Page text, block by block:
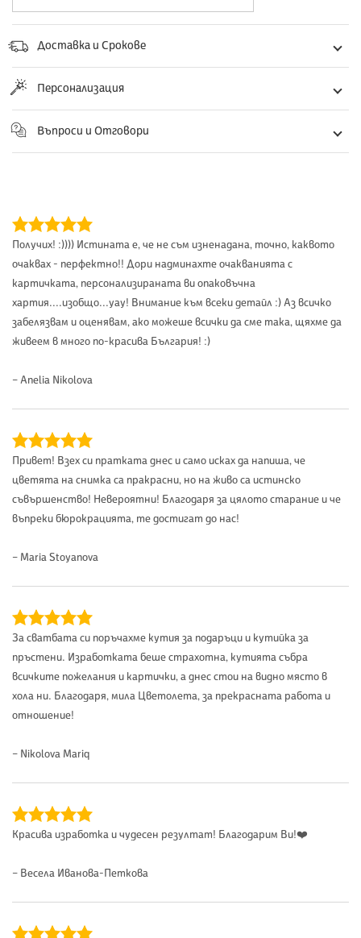
Доставка и Срокове
Персонализация
Въпроси и Отговори
Получих! :)))) Истината е, че не съм изненадана, точно, каквото
очаквах - перфектно!! Дори надминахте очакванията с
картичката, персонализираната ви опаковъчна
хартия....изобщо...уау! Внимание към всеки детайл :) Аз всичко
забелязвам и оценявам, ако можеше всички да сме така, щяхме да
живеем в много по-красива България! :)
– Anelia Nikolova
Привет! Взех си пратката днес и само исках да напиша, че
цветята на снимка са пракрасни, но на живо са истинско
съвършенство! Невероятни! Благодаря за цялото старание и че
въпреки бюрокрацията, те достигат до нас!
– Maria Stoyanova
За сватбата си поръчахме кутия за подаръци и кутийка за
пръстени. Изработката беше страхотна, кутията събра
всичките пожелания и картички, а днес стои на видно място в
хола ни. Благодаря, мила Цветолета, за прекрасната работа и
отношение!
– Nikolova Mariq
Красива изработка и чудесен резултат! Благодарим Ви!❤️
– Весела Иванова-Петкова